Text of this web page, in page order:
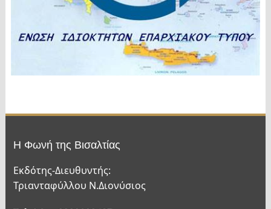
Η Φωνή της Βισαλτίας
Εκδότης-Διευθυντής:
Τριανταφύλλου Ν.Διονύσιος